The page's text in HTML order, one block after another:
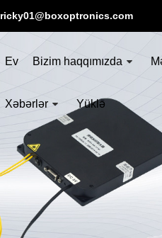
ricky01@boxoptronics.com
Ev Bizim haqqımızda
Xəbərlər Yüklə